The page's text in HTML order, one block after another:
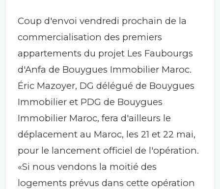
Coup d'envoi vendredi prochain de la
commercialisation des premiers
appartements du projet Les Faubourgs
d'Anfa de Bouygues Immobilier Maroc.
Éric Mazoyer, DG délégué de Bouygues
Immobilier et PDG de Bouygues
Immobilier Maroc, fera d'ailleurs le
déplacement au Maroc, les 21 et 22 mai,
pour le lancement officiel de l'opération.
«Si nous vendons la moitié des
logements prévus dans cette opération